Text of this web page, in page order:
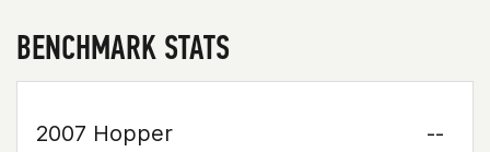
BENCHMARK STATS
2007 Hopper
--